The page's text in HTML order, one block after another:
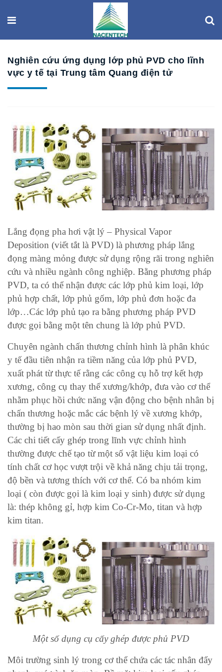
Nghiên cứu ứng dụng lớp phủ PVD cho lĩnh
vực y tế tại Trung tâm Quang điện tử
Lắng đọng pha hơi vật lý – Physical Vapor
Deposition (viết tắt là PVD) là phương pháp lắng
đọng màng mỏng được sử dụng rộng rãi trong nghiên
cứu và nhiều ngành công nghiệp. Bằng phương pháp
PVD, ta có thể nhận được các lớp phủ kim loại, lớp
phủ hợp chất, lớp phủ gốm, lớp phủ đơn hoặc đa
lớp…Các lớp phủ tạo ra bằng phương pháp PVD
được gọi bằng một tên chung là lớp phủ PVD.
Chuyên ngành chấn thương chỉnh hình là phân khúc
y tế đầu tiên nhận ra tiềm năng của lớp phủ PVD,
xuất phát từ thực tế rằng các công cụ hỗ trợ kết hợp
xương, công cụ thay thế xương/khớp, đưa vào cơ thể
nhằm phục hồi chức năng vận động cho bệnh nhân bị
chấn thương hoặc mắc các bệnh lý về xương khớp,
thường bị hao mòn sau thời gian sử dụng nhất định.
Các chi tiết cấy ghép trong lĩnh vực chỉnh hình
thường được chế tạo từ một số vật liệu kim loại có
tính chất cơ học vượt trội về khả năng chịu tải trọng,
độ bền và tương thích với cơ thể. Có ba nhóm kim
loại ( còn được gọi là kim loại y sinh) được sử dụng
là: thép không gỉ, hợp kim Co-Cr-Mo, titan và hợp
kim titan.
Một số dụng cụ cấy ghép được phủ PVD
Môi trường sinh lý trong cơ thể chứa các tác nhân đẩy